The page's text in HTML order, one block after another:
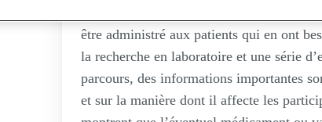
éventuel médicament ou vaccin et le
être administré aux patients qui en ont
la recherche en laboratoire et une série
parcours, des informations importantes
et sur la manière dont il affecte les